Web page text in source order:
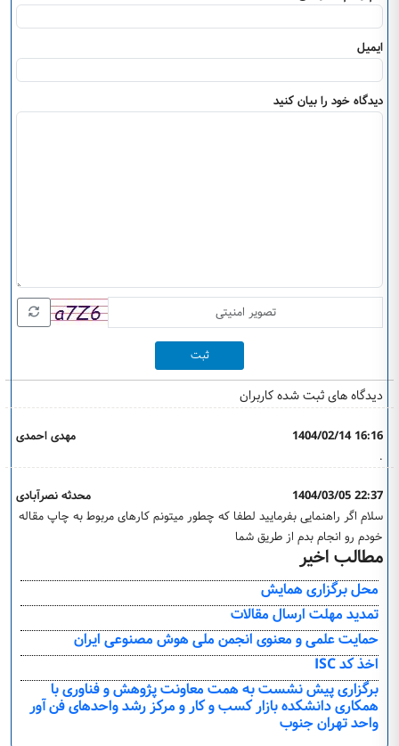
ایمیل
دیدگاه خود را بیان کنید
ثبت
دیدگاه های ثبت شده کاربران
مهدی احمدی
1404/02/14 16:16
.
محدثه نصرآبادی
1404/03/05 22:37
سلام اگر راهنمایی بفرمایید لطفا که چطور میتونم کارهای مربوط به چاپ مقاله
خودم رو انجام بدم از طریق شما
مطالب اخیر
محل برگزاری همایش
تمدید مهلت ارسال مقالات
حمایت علمی و معنوی انجمن ملی هوش مصنوعی ایران
اخذ کد ISC
برگزاری پیش نشست به همت معاونت پژوهش و فناوری با
همکاری دانشکده بازار کسب و کار و مرکز رشد واحدهای فن آور
واحد تهران جنوب